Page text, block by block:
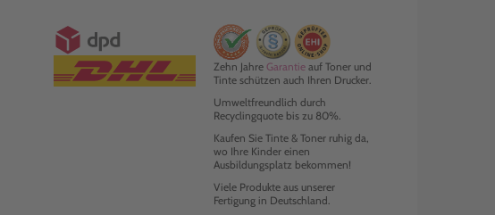
Zehn Jahre Garantieauf Toner und
Tinte schützen auch Ihren Drucker.
Umweltfreundlich durch
Recyclingquote bis zu 80%.
Kaufen Sie Tinte & Toner ruhig da,
wo Ihre Kinder einen
Ausbildungsplatz bekommen!
Viele Produkte aus unserer
Fertigung in Deutschland.